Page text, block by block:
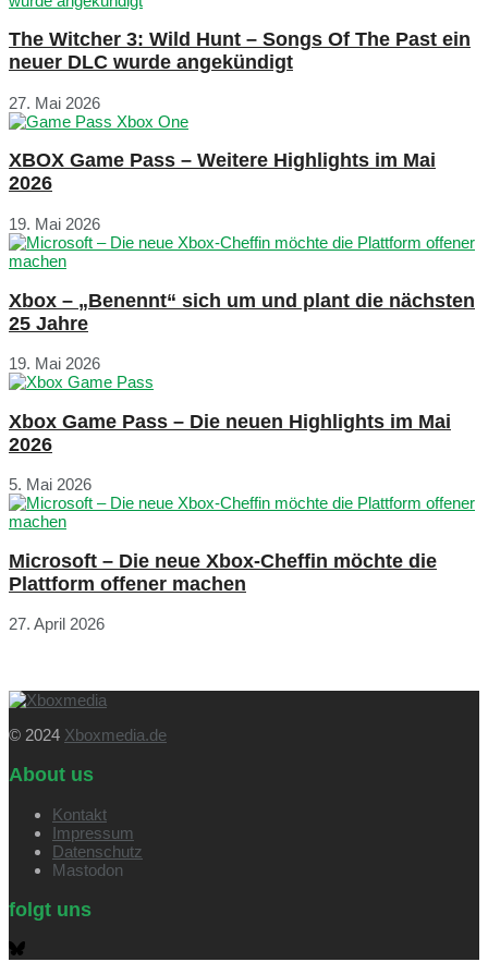
The Witcher 3: Wild Hunt – Songs Of The Past ein
neuer DLC wurde angekündigt
27. Mai 2026
XBOX Game Pass – Weitere Highlights im Mai
2026
19. Mai 2026
Xbox – „Benennt“ sich um und plant die nächsten
25 Jahre
19. Mai 2026
Xbox Game Pass – Die neuen Highlights im Mai
2026
5. Mai 2026
Microsoft – Die neue Xbox-Cheffin möchte die
Plattform offener machen
27. April 2026
© 2024 Xboxmedia.de
About us
Kontakt
Impressum
Datenschutz
Mastodon
folgt uns